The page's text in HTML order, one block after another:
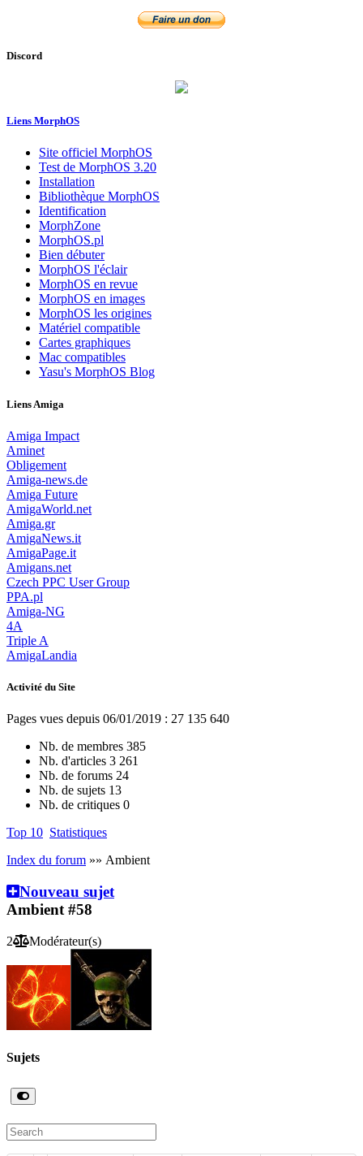
Discord
Liens MorphOS
Site officiel MorphOS
Test de MorphOS 3.20
Installation
Bibliothèque MorphOS
Identification
MorphZone
MorphOS.pl
Bien débuter
MorphOS l'éclair
MorphOS en revue
MorphOS en images
MorphOS les origines
Matériel compatible
Cartes graphiques
Mac compatibles
Yasu's MorphOS Blog
Liens Amiga
Amiga Impact
Aminet
Obligement
Amiga-news.de
Amiga Future
AmigaWorld.net
Amiga.gr
AmigaNews.it
AmigaPage.it
Amigans.net
Czech PPC User Group
PPA.pl
Amiga-NG
4A
Triple A
AmigaLandia
Activité du Site
Pages vues depuis 06/01/2019 : 27 135 640
Nb. de membres 385
Nb. d'articles 3 261
Nb. de forums 24
Nb. de sujets 13
Nb. de critiques 0
Top 10 Statistiques
Index du forum »» Ambient
Nouveau sujet
Ambient #58
2 Modérateur(s)
Sujets